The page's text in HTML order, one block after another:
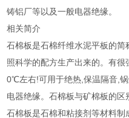
铸铝厂等以及一般电器绝缘。
相关简介
石棉板是石棉纤维水泥平板的
照科学的配方生产出来的。有
0℃左右!可用于绝热,保温隔音,
电器绝缘。石棉板与矿棉板的区
石棉板是石棉和粘接剂等材料